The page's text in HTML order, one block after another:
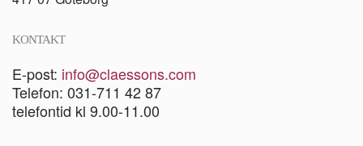
KONTAKT
E-post: info@claessons.com
Telefon: 031-711 42 87
telefontid kl 9.00-11.00